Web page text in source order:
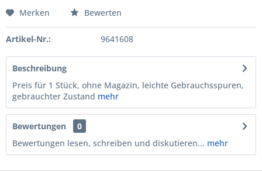
Merken Bewerten
Artikel-Nr.: 9641608
Beschreibung
Preis für 1 Stück, ohne Magazin, leichte Gebrauchsspuren,
gebrauchter Zustand mehr
Bewertungen
0
Bewertungen lesen, schreiben und diskutieren... mehr